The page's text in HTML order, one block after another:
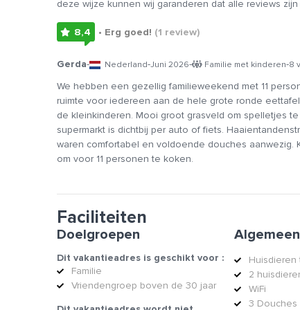
deze wijze kunnen wij garanderen dat alle reviews
8,4 • Erg goed! (1 review)
Gerda- Nederland-Juni 2026- Familie met kinderen-8
We hebben een gezellig familieweekend met 11
ruimte voor iedereen aan de hele grote ronde
de kleinkinderen. Mooi groot grasveld om spelletjes
supermarkt is dichtbij per auto of fiets.
waren comfortabel en voldoende douches aanwezig.
om voor 11 personen te koken.
Faciliteiten
Doelgroepen
Dit vakantieadres is geschikt voor :
Familie
Vriendengroep boven de 30 jaar
Algemeen
2
WiFi
3 Douches